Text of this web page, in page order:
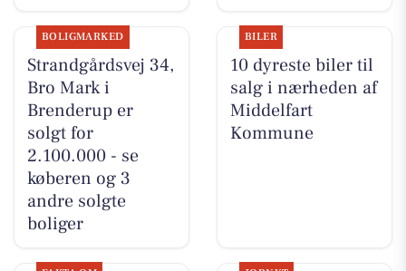
BOLIGMARKED
Strandgårdsvej 34,
Bro Mark i
Brenderup er
solgt for
2.100.000 - se
køberen og 3
andre solgte
boliger
BILER
10 dyreste biler til
salg i nærheden af
Middelfart
Kommune